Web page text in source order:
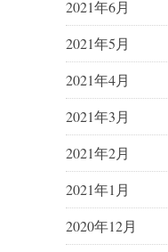
2021年6月
2021年5月
2021年4月
2021年3月
2021年2月
2021年1月
2020年12月